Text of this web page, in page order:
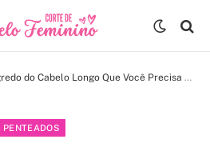
do Cabelo Longo Que Você Precisa Saber
PENTEADOS